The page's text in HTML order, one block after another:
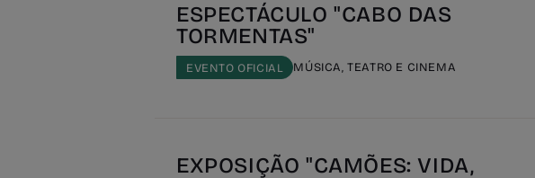
ESPECTÁCULO "CABO DAS
TORMENTAS"
EVENTO OFICIAL MÚSICA, TEATRO E CINEMA
EXPOSIÇÃO "CAMÕES: VIDA,